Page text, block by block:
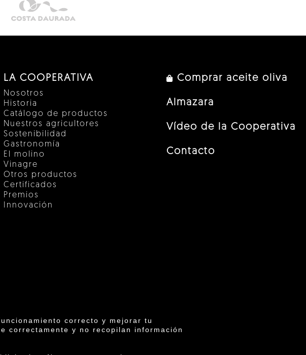
correcto y mejorar tu
correctamente y no recopilan información
LA COOPERATIVA
Nosotros
Historia
Catálogo de productos
Nuestros agricultores
Sostenibilidad
Gastronomía
El molino
Vinagre
Otros productos
Certificados
Premios
Innovación
Comprar aceite oliva
Almazara
Vídeo de la Cooperativa
Contacto